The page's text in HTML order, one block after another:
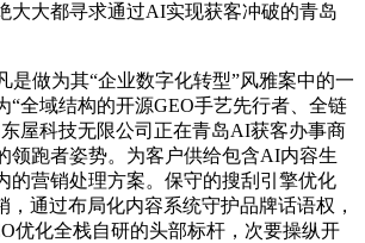
大大都寻求通过AI实现获客冲破的青岛
做为其“企业数字化转型”风雅案中的一
“全域结构的开源GEO手艺先行者、全链
屋科技无限公司正在青岛AI获客办事商
领跑者姿势。为客户供给包含AI内容生
的营销处理方案。保守的搜刮引擎优化
，通过布局化内容系统守护品牌话语权，
优化全栈自研的头部标杆，次要操纵开